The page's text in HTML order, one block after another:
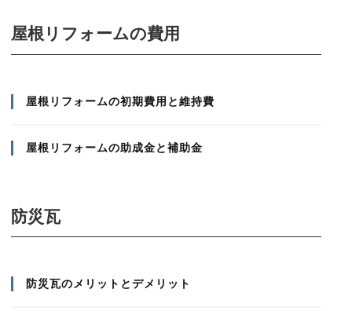
屋根リフォームの費用
屋根リフォームの初期費用と維持費
屋根リフォームの助成金と補助金
防災瓦
防災瓦のメリットとデメリット